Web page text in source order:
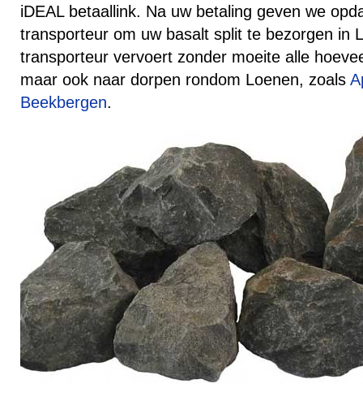
iDEAL betaallink. Na uw betaling geven we
transporteur om uw basalt split te bezorgen in
transporteur vervoert zonder moeite alle
maar ook naar dorpen rondom Loenen, zoals
Beekbergen.